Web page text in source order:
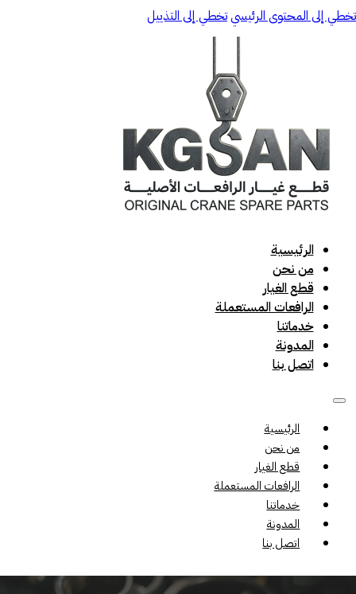
تخطي إلى المحتوى الرئيسيتخطي إلى التذييل
الرئيسية
من نحن
قطع الغيار
الرافعات المستعملة
خدماتنا
المدونة
اتصل بنا
الرئيسية
من نحن
قطع الغيار
الرافعات المستعملة
خدماتنا
المدونة
اتصل بنا